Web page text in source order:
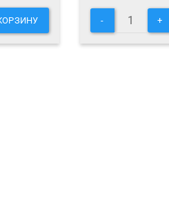
- +